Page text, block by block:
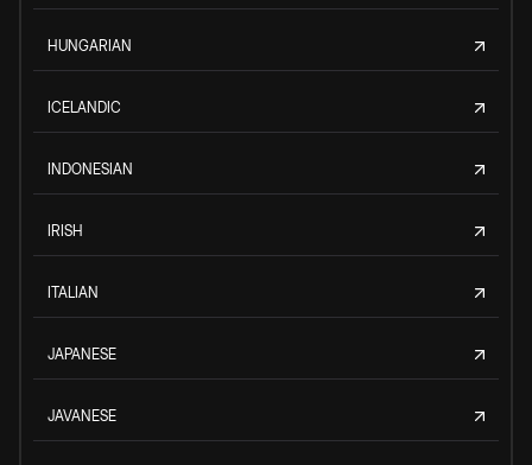
HUNGARIAN
ICELANDIC
INDONESIAN
IRISH
ITALIAN
JAPANESE
JAVANESE